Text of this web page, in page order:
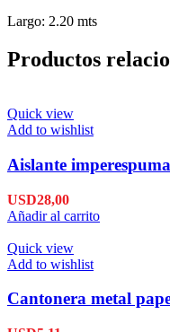
Largo: 2.20 mts
Productos
Quick view
Add to wishlist
Aislante
USD28,00
Añadir al carrito
Quick view
Add to wishlist
Cantonera metal